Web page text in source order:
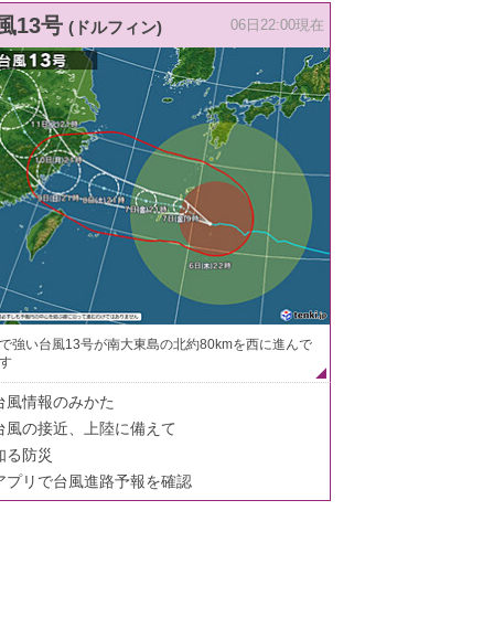
13号 (ドルフィン) 06日22:00現在
強い台風13号が南大東島の北約80kmを西に進んで
風情報のみかた
風の接近、上陸に備えて
る防災
プリで台風進路予報を確認